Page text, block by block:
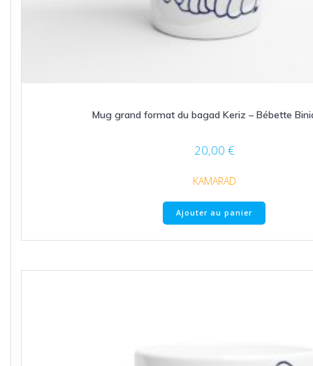
Mug grand format du bagad Keriz – Bébette
20,00 €
KAMARAD
Ajouter au panier